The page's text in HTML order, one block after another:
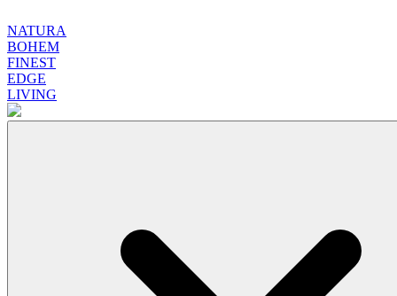
NATURA
BOHEM
FINEST
EDGE
LIVING